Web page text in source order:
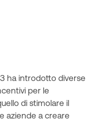
ha introdotto diverse
per le
di stimolare il
aziende a creare